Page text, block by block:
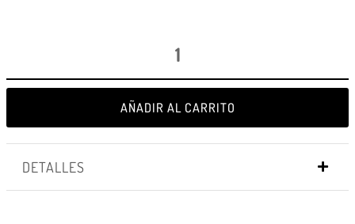
AÑADIR AL CARRITO
DETALLES